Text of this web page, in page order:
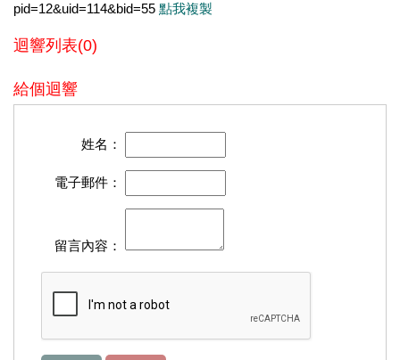
pid=12&uid=114&bid=55 點我複製
迴響列表(0)
給個迴響
姓名：
電子郵件：
留言內容：